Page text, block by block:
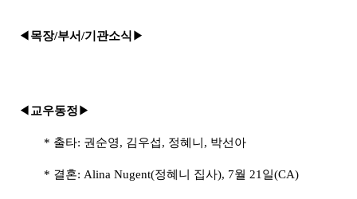
◀ 목장/부서/기관소식 ▶
◀ 교우동정 ▶
* 출타: 권순영, 김우섭, 정혜니 , 박선아
* 결혼: Alina Nugent(정혜니 집사), 7월 21일(CA)